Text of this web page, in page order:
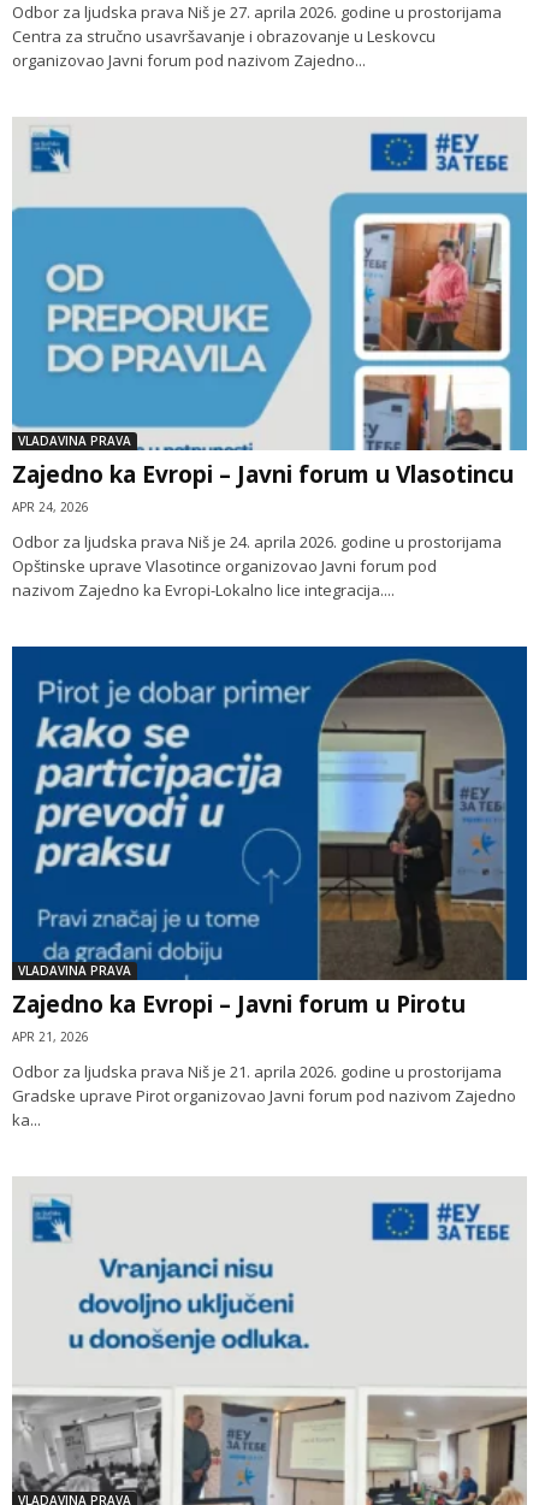
Odbor za ljudska prava Niš je 27. aprila 2026. godine u prostorijama
Centra za stručno usavršavanje i obrazovanje u Leskovcu
organizovao Javni forum pod nazivom Zajedno...
VLADAVINA PRAVA
Zajedno ka Evropi – Javni forum u Vlasotincu
APR 24, 2026
Odbor za ljudska prava Niš je 24. aprila 2026. godine u prostorijama
Opštinske uprave Vlasotince organizovao Javni forum pod
nazivom Zajedno ka Evropi-Lokalno lice integracija....
VLADAVINA PRAVA
Zajedno ka Evropi – Javni forum u Pirotu
APR 21, 2026
Odbor za ljudska prava Niš je 21. aprila 2026. godine u prostorijama
Gradske uprave Pirot organizovao Javni forum pod nazivom Zajedno
ka...
VLADAVINA PRAVA